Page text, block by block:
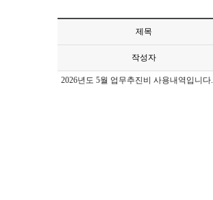
제목
작성자
2026년도 5월 업무추진비 사용내역입니다.